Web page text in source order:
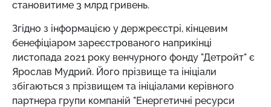
становитиме 3 млрд гривень.
Згідно з інформацією у держреєстрі, кінцевим
бенефіціаром зареєстрованого наприкінці
листопада 2021 року венчурного фонду "Детройт" є
Ярослав Мудрий. Його прізвище та ініціали
збігаються з прізвищем та ініціалами керівного
партнера групи компаній "Енергетичні ресурси